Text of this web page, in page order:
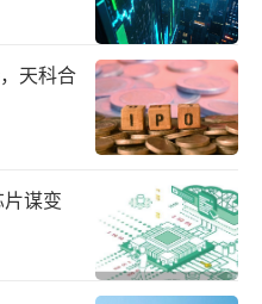
药商业板块营收均小
和0.40%。从市场分
1.03%，境外收入实
利润受流感发病率降
所下滑，但公司大幅
天科合
谋变